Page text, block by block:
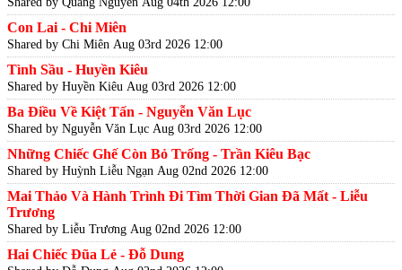
Con Lai - Chi Miên
Shared by Chi Miên Aug 03rd 2026 12:00
Tình Sầu - Huyền Kiêu
Shared by Huyền Kiêu Aug 03rd 2026 12:00
Ba Điều Về Kiệt Tấn - Nguyễn Văn Lục
Shared by Nguyễn Văn Lục Aug 03rd 2026 12:00
Những Chiếc Ghế Còn Bỏ Trống - Trần Kiêu Bạc
Shared by Huỳnh Liễu Ngạn Aug 02nd 2026 12:00
Mai Thảo Và Hành Trình Đi Tìm Thời Gian Đã Mất - Liễu
Trương
Shared by Liễu Trương Aug 02nd 2026 12:00
Hai Chiếc Đũa Lẻ - Đỗ Dung